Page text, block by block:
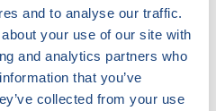
and to analyse our traffic.
your use of our site with
and analytics partners who
that you’ve
collected from your use
voor
advies en ontwikkeling. Hier
expertise bijdragen aan de